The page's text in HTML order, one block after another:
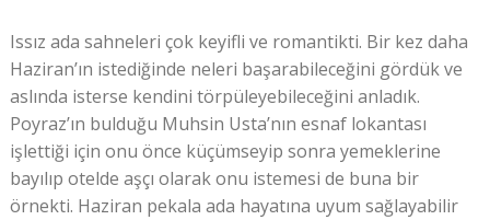
Issız ada sahneleri çok keyifli ve romantikti. Bir kez daha
Haziran’ın istediğinde neleri başarabileceğini gördük ve
aslında isterse kendini törpüleyebileceğini anladık.
Poyraz’ın bulduğu Muhsin Usta’nın esnaf lokantası
işlettiği için onu önce küçümseyip sonra yemeklerine
bayılıp otelde aşçı olarak onu istemesi de buna bir
örnekti. Haziran pekala ada hayatına uyum sağlayabilir